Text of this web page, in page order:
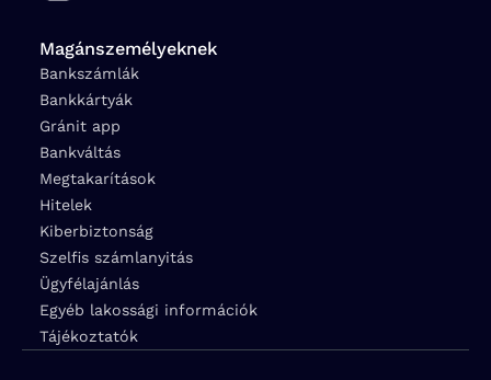
Magánszemélyeknek
Bankszámlák
Bankkártyák
Gránit app
Bankváltás
Megtakarítások
Hitelek
Kiberbiztonság
Szelfis számlanyitás
Ügyfélajánlás
Egyéb lakossági információk
Tájékoztatók